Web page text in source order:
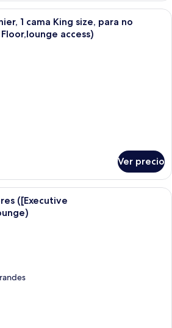
Una habitación de hotel moderna
1 cama King size, para no
access)
Ver precio
Una habitación de hotel con una
([Executive